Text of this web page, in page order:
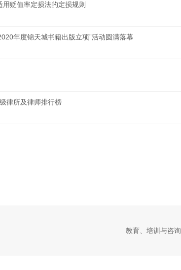
贬值率定损法的定损规则
年度锦天城书籍出版立项”活动圆满落幕
律所及律师排行榜
教育、培训与咨询